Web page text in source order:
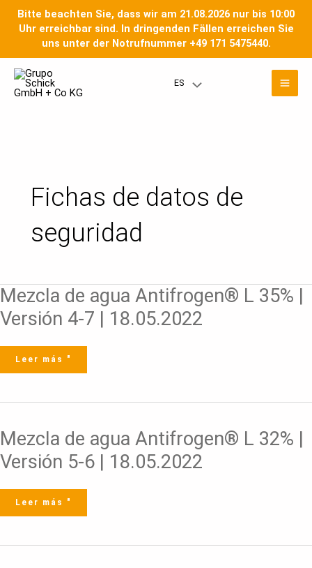
Bitte beachten Sie, dass wir am 21.08.2026 nur bis 10:00
Uhr erreichbar sind. In dringenden Fällen erreichen Sie
uns unter der Notrufnummer +49 171 5475440.
contenido
ES Menú
Fichas de datos de
seguridad
Mezcla de agua Antifrogen® L 35% |
Versión 4-7 | 18.05.2022
Mezcla
de
agua
Antifrogen®
L
35%
4-
7
|
18.05.2022
Leer más "
Mezcla de agua Antifrogen® L 32% |
Versión 5-6 | 18.05.2022
Mezcla
de
agua
Antifrogen®
L
32%
5-
6
|
18.05.2022
Leer más "
de
entradas